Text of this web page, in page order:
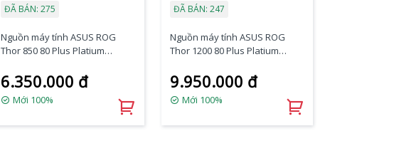
ĐÃ BÁN: 275
Nguồn máy tính ASUS ROG
Thor 850 80 Plus Platium
RGB
6.350.000 đ
Mới 100%
ĐÃ BÁN: 247
Nguồn máy tính ASUS ROG
Thor 1200 80 Plus Platium
RGB
9.950.000 đ
Mới 100%